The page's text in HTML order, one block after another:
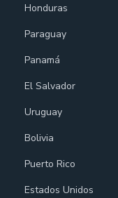
Honduras
Paraguay
Panamá
El Salvador
Uruguay
Bolivia
Puerto Rico
Estados Unidos